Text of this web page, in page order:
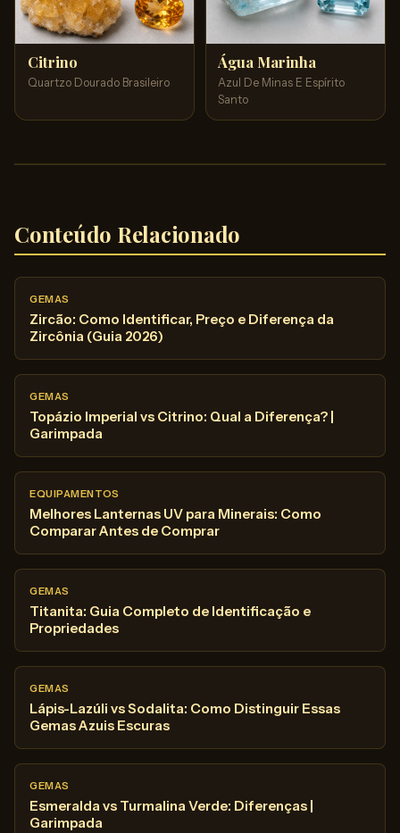
Citrino
Quartzo Dourado Brasileiro
Água Marinha
Azul De Minas E Espírito
Santo
Conteúdo Relacionado
GEMAS
Zircão: Como Identificar, Preço e Diferença da
Zircônia (Guia 2026)
GEMAS
Topázio Imperial vs Citrino: Qual a Diferença? |
Garimpada
EQUIPAMENTOS
Melhores Lanternas UV para Minerais: Como
Comparar Antes de Comprar
GEMAS
Titanita: Guia Completo de Identificação e
Propriedades
GEMAS
Lápis-Lazúli vs Sodalita: Como Distinguir Essas
Gemas Azuis Escuras
GEMAS
Esmeralda vs Turmalina Verde: Diferenças |
Garimpada